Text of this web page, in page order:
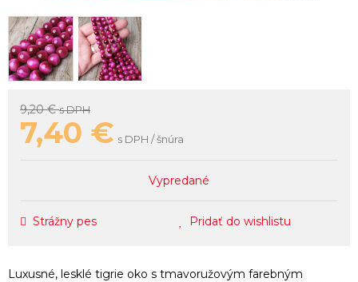
9,20 €s DPH
7,40 € s DPH / šnúra
Vypredané
Strážny pes Pridať do wishlistu
Luxusné, lesklé tigrie oko s tmavoružovým farebným